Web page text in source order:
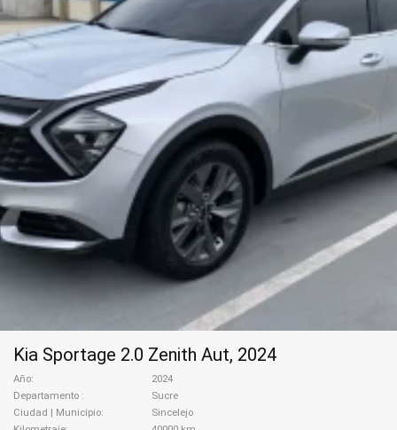
Kia Sportage 2.0 Zenith Aut, 2024
Año
2024
Departamento
Sucre
Ciudad | Municipio
Sincelejo